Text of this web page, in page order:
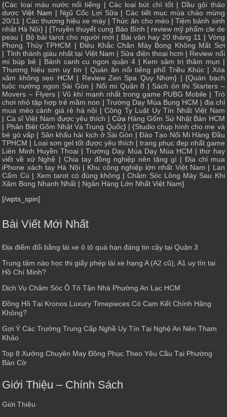
{Các loại màu nước nổi tiếng | Các loại bút chì tốt| Dầu gội thảo
dược Việt Nam | Ngũ Cốc Lợi Sữa | Các tiết mục múa chào mừng
20/11 | Các thương hiệu xe máy|Thức ăn cho mèo|Tiệm bánh sinh
nhật Hà Nội} | {Truyền thuyết cung Bảo Bình | review mỹ phẩm cle de
peau | Bộ bài tarot cho người mới| Bài văn hay 20 tháng 11 | Vòng
Phong Thủy TPHCM |Điêu Khắc Chân Mày Bong Không Mất Sợi
| Tỉnh thành giàu nhất tại Việt Nam | Sửa điện thoại hcm | Review nối
mi búp bê | Bánh canh cu ngon quận 4| Kem sâm trị thâm mụn |
Thương hiệu sơn uy tín | Quán ăn nổi tiếng phố Triều Khúc| Xóa
xăm không sẹo HCM | Review Zen Spa Quy Nhơn} | {Quán bạch
tuộc nướng ngon Sài Gòn | Nối mi Quận 8 | Sách ôn thi Starters –
Movers – Flyers| Vũ khí mạnh nhất trong game PUBG Mobile | Trò
chơi nhỏ tập hợp trẻ mầm non | Trường Dạy Múa Bụng HCM | địa chỉ
mua mèo cảnh giá rẻ hà nội |Công Ty Luật Uy Tín Nhất Việt Nam
| Ca sĩ Việt Nam được yêu thích | Cửa Hàng Gốm Sứ Nhật Bản HCM
| Phân Biệt Gốm Nhật Và Trung Quốc} | {Studio chụp hình cho mẹ và
bé gò vấp | Sân khấu hài kịch ở Sài Gòn |Đào Tạo Nối Mi Hàng Đầu
TPHCM | Loại sơn gel tốt được yêu thích | trang phục đẹp nhất game
Liên Minh Huyền Thoại|Trường Dạy Múa Dạy Múa HCM |thơ hay
viết về xứ Nghệ | Chia tay đồng nghiệp nên tặng gì | Địa chỉ mua
iPhone xách tay Hà Nội| Khu công nghiệp lớn nhất Việt Nam | Lan
Cẩm Cù | Xem tarot có đúng không |Chăm Sóc Lông Mày Sau Khi
Xăm Bong Nhanh Nhất | Ngân Hàng Lớn Nhất Việt Nam}
[/wpts_spin]
Bài Viết Mới Nhất
Địa điểm đổi bằng lái xe ô tô quá hạn đáng tin cậy tại Quận 3
Trung tâm nào học thi giấy phép lái xe hạng A (A2 cũ), A1 uy tín tại
Hồ Chí Minh?
Dịch Vụ Chăm Sóc Ô Tô Tận Nhà Phường An Lạc HCM
Đồng Hồ Tại Kronos Luxury Timepieces Có Cam Kết Chính Hãng
Không?
Gợi Ý Các Trường Trung Cấp Nghề Uy Tín Tại Nghệ An Nên Tham
Khảo
Top 8 Xưởng Chuyên May Đồng Phục Theo Yêu Cầu Tại Phường
Bàn Cờ
Giới Thiệu – Chính Sách
Giới Thiệu